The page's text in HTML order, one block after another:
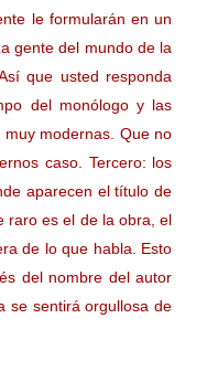
le formularán en un
gente del mundo de la
que usted responda
del monólogo y las
modernas. Que no
caso. Tercero: los
aparecen el título de
raro es el de la obra, el
de lo que habla. Esto
del nombre del autor
se sentirá orgullosa de